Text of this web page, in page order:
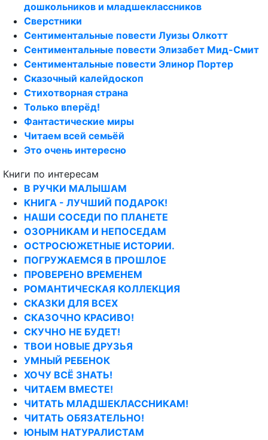
дошкольников и младшеклассников
Сверстники
Сентиментальные повести Луизы Олкотт
Сентиментальные повести Элизабет Мид-Смит
Сентиментальные повести Элинор Портер
Сказочный калейдоскоп
Стихотворная страна
Только вперёд!
Фантастические миры
Читаем всей семьёй
Это очень интересно
Книги по интересам
В РУЧКИ МАЛЫШАМ
КНИГА - ЛУЧШИЙ ПОДАРОК!
НАШИ СОСЕДИ ПО ПЛАНЕТЕ
ОЗОРНИКАМ И НЕПОСЕДАМ
ОСТРОСЮЖЕТНЫЕ ИСТОРИИ.
ПОГРУЖАЕМСЯ В ПРОШЛОЕ
ПРОВЕРЕНО ВРЕМЕНЕМ
РОМАНТИЧЕСКАЯ КОЛЛЕКЦИЯ
СКАЗКИ ДЛЯ ВСЕХ
СКАЗОЧНО КРАСИВО!
СКУЧНО НЕ БУДЕТ!
ТВОИ НОВЫЕ ДРУЗЬЯ
УМНЫЙ РЕБЕНОК
ХОЧУ ВСЁ ЗНАТЬ!
ЧИТАЕМ ВМЕСТЕ!
ЧИТАТЬ МЛАДШЕКЛАССНИКАМ!
ЧИТАТЬ ОБЯЗАТЕЛЬНО!
ЮНЫМ НАТУРАЛИСТАМ